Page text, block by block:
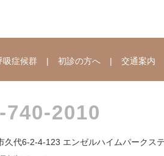
吸症候群 初診の方へ 交通案内
740-2010
久代6-2-4-123 エンゼルハイムパークス